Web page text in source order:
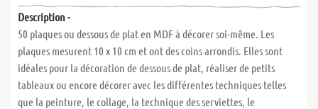
Description -
50 plaques ou dessous de plat en MDF à décorer soi-même. Les
plaques mesurent 10 x 10 cm et ont des coins arrondis. Elles sont
idéales pour la décoration de dessous de plat, réaliser de petits
tableaux ou encore décorer avec les différentes techniques telles
que la peinture, le collage, la technique des serviettes, le